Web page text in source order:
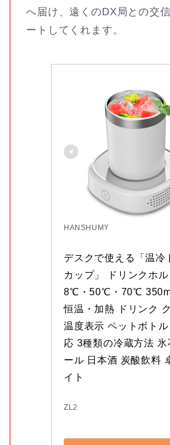
へ届け、遠くのDX局との交
ートしてくれます。
HANSHUMY
デスクで使える「温冷
カップ」 ドリンクホ
8℃・50℃・70℃
恒温・加熱 ドリンク
温度表示 ペットボト
応 3種類の冷蔵方法 氷
ール 日本酒 炭酸飲料
イト
ZL2